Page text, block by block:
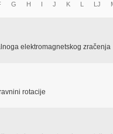
G H I J K L LJ
elektromagnetskog zračenja
rotacije